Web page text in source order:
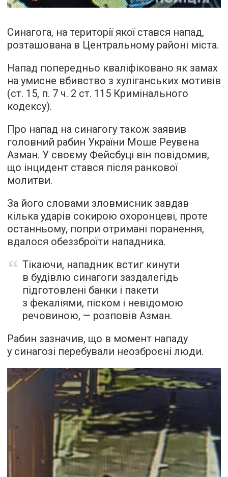
Синагога, на території якої стався напад,
розташована в Центральному районі міста.
Напад попередньо кваліфіковано як замах
на умисне вбивство з хуліганських мотивів
(ст. 15, п. 7 ч. 2 ст. 115 Кримінального
кодексу).
Про напад на синагогу також заявив
головний рабин України Моше Реувена
Азман. У своєму Фейсбуці він повідомив,
що інцидент стався після ранкової
молитви.
За його словами зловмисник завдав
кілька ударів сокирою охоронцеві, проте
останньому, попри отримані поранення,
вдалося обеззброїти нападника.
Тікаючи, нападник встиг кинути
в будівлю синагоги заздалегідь
підготовлені банки і пакети
з фекаліями, піском і невідомою
речовиною, — розповів Азман.
Рабин зазначив, що в момент нападу
у синагозі перебували неозброєні люди.